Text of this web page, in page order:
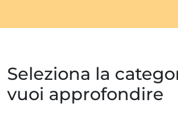
Seleziona la
vuoi approfondire